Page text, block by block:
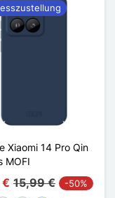
Xiaomi 14 Pro Qin
MOFI
15,99 € -50%